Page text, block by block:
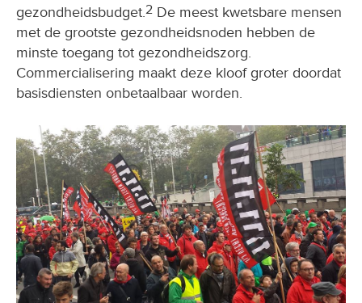
gezondheidsbudget.2 De meest kwetsbare mensen
met de grootste gezondheidsnoden hebben de
minste toegang tot gezondheidszorg.
Commercialisering maakt deze kloof groter doordat
basisdiensten onbetaalbaar worden.